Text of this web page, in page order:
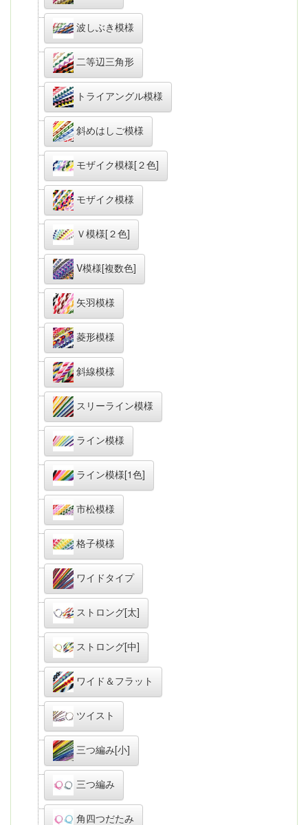
波しぶき模様
二等辺三角形
トライアングル模様
斜めはしご模様
モザイク模様[２色]
モザイク模様
Ｖ模様[２色]
V模様[複数色]
矢羽模様
菱形模様
斜線模様
スリーライン模様
ライン模様
ライン模様[1色]
市松模様
格子模様
ワイドタイプ
ストロング[太]
ストロング[中]
ワイド＆フラット
ツイスト
三つ編み[小]
三つ編み
角四つだたみ